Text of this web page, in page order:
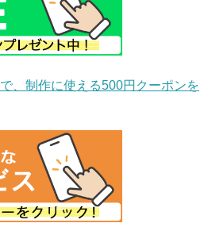
、制作に使える500円クーポンを